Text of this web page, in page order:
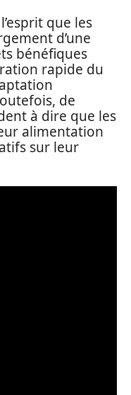
que les
d’une
bénéfiques
rapide du
de
à dire que les
alimentation
sur leur